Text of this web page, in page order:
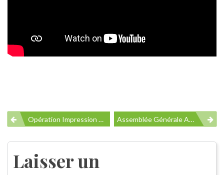
Navigation
de
l’article
Opération Impression 3D De Visières Assemblée Générale Annuelle
Laisser un